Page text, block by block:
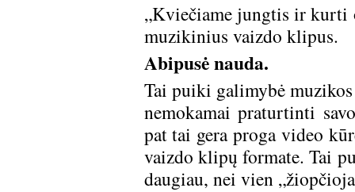
„Kviečiame jungtis ir kurti
muzikinius vaizdo klipus.
Abipusė nauda.
Tai puiki galimybė
nemokamai praturtinti
pat tai gera proga video
vaizdo klipų formate. Tai
daugiau, nei vien